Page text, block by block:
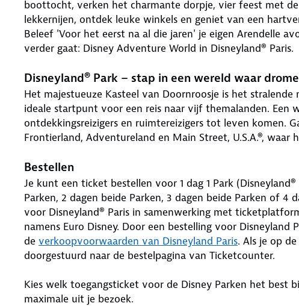
boottocht, verken het charmante dorpje, vier feest met
lekkernijen, ontdek leuke winkels en geniet van een
Beleef 'Voor het eerst na al die jaren' je eigen Arendelle
verder gaat: Disney Adventure World in Disneyland® Paris.
Disneyland® Park – stap in een wereld waar
Het majestueuze Kasteel van Doornroosje is het
ideale startpunt voor een reis naar vijf themalanden. Een
ontdekkingsreizigers en ruimtereizigers tot leven komen.
Frontierland, Adventureland en Main Street, U.S.A.®,
Bestellen
Je kunt een ticket bestellen voor 1 dag 1 Park
Parken, 2 dagen beide Parken, 3 dagen beide Parken of 4
voor Disneyland® Paris in samenwerking met
namens Euro Disney. Door een bestelling voor
de verkoopvoorwaarden van Disneyland Paris. Als je op
doorgestuurd naar de bestelpagina van Ticketcounter.
Kies welk toegangsticket voor de Disney Parken het best
maximale uit je bezoek.